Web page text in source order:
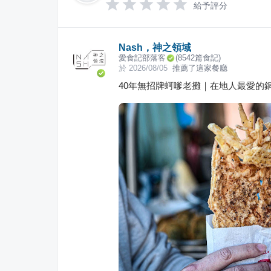
給予評分
Nash，神之領域
愛食記部落客 (8542篇食記)
於 2026/08/05 推薦了這家餐廳
40年無招牌蚵嗲老攤｜在地人最愛的